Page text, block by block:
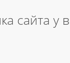
сайта у